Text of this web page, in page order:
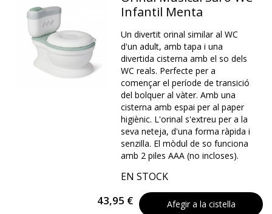
Infantil Menta
Un divertit orinal similar al WC
d'un adult, amb tapa i una
divertida cisterna amb el so dels
WC reals. Perfecte per a
començar el període de transició
del bolquer al vàter. Amb una
cisterna amb espai per al paper
higiènic. L'orinal s'extreu per a la
seva neteja, d'una forma ràpida i
senzilla. El mòdul de so funciona
amb 2 piles AAA (no incloses).
EN STOCK
43,95 € Afegir a la cistella